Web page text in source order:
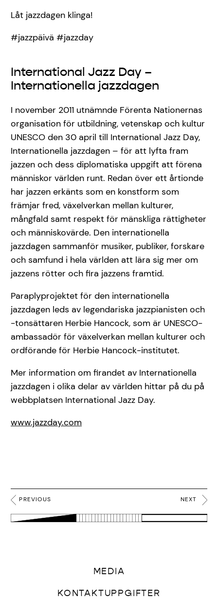
Låt jazzdagen klinga!
#jazzpäivä #jazzday
International Jazz Day –
Internationella jazzdagen
I november 2011 utnämnde Förenta Nationernas
organisation för utbildning, vetenskap och kultur
UNESCO den 30 april till International Jazz Day,
Internationella jazzdagen – för att lyfta fram
jazzen och dess diplomatiska uppgift att förena
människor världen runt. Redan över ett årtionde
har jazzen erkänts som en konstform som
främjar fred, växelverkan mellan kulturer,
mångfald samt respekt för mänskliga rättigheter
och människovärde. Den internationella
jazzdagen sammanför musiker, publiker, forskare
och samfund i hela världen att lära sig mer om
jazzens rötter och fira jazzens framtid.
Paraplyprojektet för den internationella
jazzdagen leds av legendariska jazzpianisten och
-tonsättaren Herbie Hancock, som är UNESCO-
ambassadör för växelverkan mellan kulturer och
ordförande för Herbie Hancock-institutet.
Mer information om firandet av Internationella
jazzdagen i olika delar av världen hittar på du på
webbplatsen International Jazz Day.
www.jazzday.com
PREVIOUS NEXT
MEDIA
KONTAKTUPPGIFTER